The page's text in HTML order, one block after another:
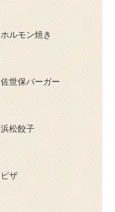
ホルモン焼き
佐世保バーガー
浜松餃子
ピザ